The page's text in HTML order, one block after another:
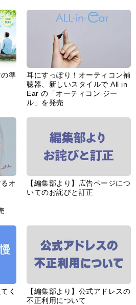
準
耳にすっぽり！オーティコン補
聴器、新しいスタイルで All in
Ear の「オーティコン ジー
ル」を発売
オ
【編集部より】広告ページにつ
いてのお詫びと訂正
く
【編集部より】公式アドレスの
不正利用について